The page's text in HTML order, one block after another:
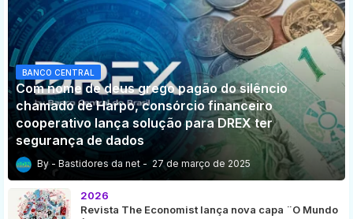
BANCO CENTRAL
Com nome de deus grego pagão do silêncio
chamado de Harpo, consórcio financeiro
cooperativo lança solução para DREX ter
segurança de dados
Bastidores da net 27 de março de 2025
2026
Revista The Economist lança nova capa ¨O Mundo